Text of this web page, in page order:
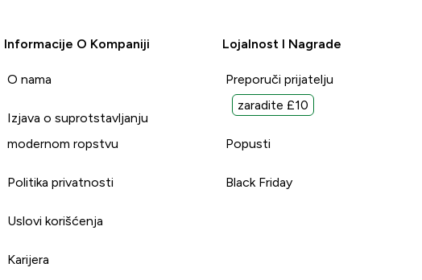
Informacije O Kompaniji
O nama
Izjava o suprotstavljanju
modernom ropstvu
Politika privatnosti
Uslovi korišćenja
Karijera
Lojalnost I Nagrade
Preporuči prijatelju
zaradite £10
Popusti
Black Friday